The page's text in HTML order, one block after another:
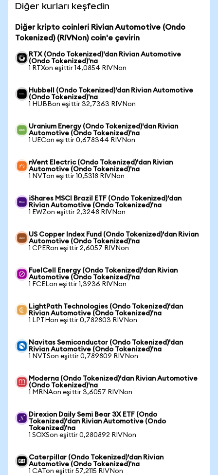
Diğer kurları keşfedin
Diğer kripto coinleri Rivian Automotive (Ondo
Tokenized) (RIVNon) coin'e çevirin
RTX (Ondo Tokenized)'dan Rivian Automotive
(Ondo Tokenized)'na
1 RTXon eşittir 14,0854 RIVNon
Hubbell (Ondo Tokenized)'dan Rivian Automotive
(Ondo Tokenized)'na
1 HUBBon eşittir 32,7363 RIVNon
Uranium Energy (Ondo Tokenized)'dan Rivian
Automotive (Ondo Tokenized)'na
1 UECon eşittir 0,678344 RIVNon
nVent Electric (Ondo Tokenized)'dan Rivian
Automotive (Ondo Tokenized)'na
1 NVTon eşittir 10,5318 RIVNon
iShares MSCI Brazil ETF (Ondo Tokenized)'dan
Rivian Automotive (Ondo Tokenized)'na
1 EWZon eşittir 2,3248 RIVNon
US Copper Index Fund (Ondo Tokenized)'dan Rivian
Automotive (Ondo Tokenized)'na
1 CPERon eşittir 2,6057 RIVNon
FuelCell Energy (Ondo Tokenized)'dan Rivian
Automotive (Ondo Tokenized)'na
1 FCELon eşittir 1,3936 RIVNon
LightPath Technologies (Ondo Tokenized)'dan
Rivian Automotive (Ondo Tokenized)'na
1 LPTHon eşittir 0,782803 RIVNon
Navitas Semiconductor (Ondo Tokenized)'dan
Rivian Automotive (Ondo Tokenized)'na
1 NVTSon eşittir 0,789809 RIVNon
Moderna (Ondo Tokenized)'dan Rivian Automotive
(Ondo Tokenized)'na
1 MRNAon eşittir 3,6057 RIVNon
Direxion Daily Semi Bear 3X ETF (Ondo
Tokenized)'dan Rivian Automotive (Ondo
Tokenized)'na
1 SOXSon eşittir 0,280892 RIVNon
Caterpillar (Ondo Tokenized)'dan Rivian
Automotive (Ondo Tokenized)'na
1 CATon eşittir 57,2115 RIVNon